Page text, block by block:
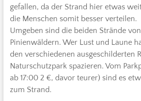
gefallen, da der Strand hier etwas
die Menschen somit besser verteilen.
Umgeben sind die beiden Strände
Pinienwäldern. Wer Lust und Laune
den verschiedenen ausgeschilderten
Naturschutzpark spazieren. Vom
ab 17:00 2 €, davor teurer) sind es
zum Strand.